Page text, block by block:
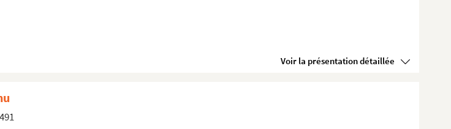
Voir la présentation détaillée